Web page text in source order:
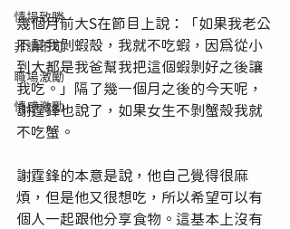
情場致勝
非讀不可
職場激勵
情感激勵
幾個月前大S在節目上說：「如果我老公
不幫我剝蝦殼，我就不吃蝦，因為從小
到大都是我爸幫我把這個蝦剝好之後讓
我吃。」隔了幾一個月之後的今天呢，
謝霆鋒也說了，如果女生不剝蟹殼我就
不吃蟹。
謝霆鋒的本意是說，他自己覺得很麻
煩，但是他又很想吃，所以希望可以有
個人一起跟他分享食物。這基本上沒有